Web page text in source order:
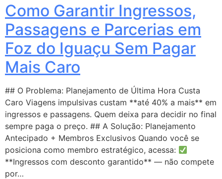
Como Garantir Ingressos,
Passagens e Parcerias em
Foz do Iguaçu Sem Pagar
Mais Caro
## O Problema: Planejamento de Última Hora Custa
Caro Viagens impulsivas custam **até 40% a mais** em
ingressos e passagens. Quem deixa para decidir no final
sempre paga o preço. ## A Solução: Planejamento
Antecipado + Membros Exclusivos Quando você se
posiciona como membro estratégico, acessa:
**Ingressos com desconto garantido** — não compete
por…